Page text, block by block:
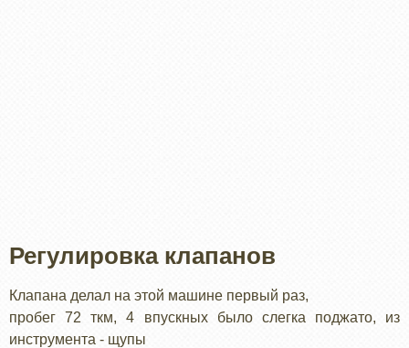
Регулировка клапанов
Клапана делал на этой машине первый раз,
пробег 72 ткм, 4 впускных было слегка поджато, из
инструмента - щупы